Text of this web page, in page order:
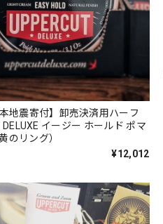
本地震寄付】卸売決済用ハーフ
DELUXE イージー ホールド ポマ
のリング）
¥12,012